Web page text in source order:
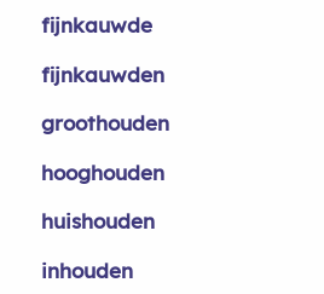
fijnkauwde
fijnkauwden
groothouden
hooghouden
huishouden
inhouden